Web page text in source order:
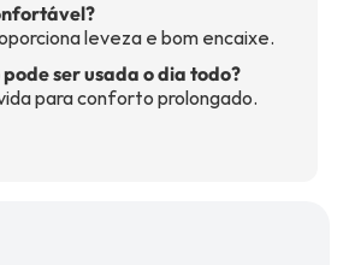
leveza e bom encaixe.
ser usada o dia todo?
para conforto prolongado.